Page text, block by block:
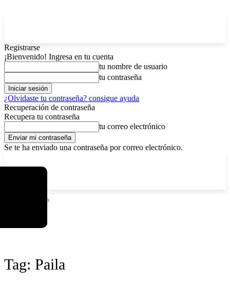
Registrarse
¡Bienvenido! Ingresa en tu cuenta
tu nombre de usuario
tu contraseña
¿Olvidaste tu contraseña? consigue ayuda
Recuperación de contraseña
Recupera tu contraseña
tu correo electrónico
Se te ha enviado una contraseña por correo electrónico.
Paila
Tag: Paila